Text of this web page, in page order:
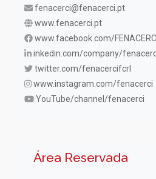
fenacerci@fenacerci.pt
www.fenacerci.pt
www.facebook.com/FENACERCI
inkedin.com/company/
twitter.com/fenacercifcrl
www.instagram.com/fenacerci
YouTube/channel/fenacerci
Área Reservada